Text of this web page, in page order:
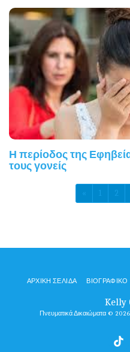
Η περίοδος της
τους γονείς
« 1 2
Kelly
Πνευματικά Δικαιώματα ©
ΑΡΧΙΚΉ ΣΕΛΊΔΑ ΒΙΟΓΡΑΦΙΚΌ